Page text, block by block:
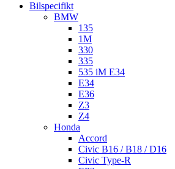
Bilspecifikt
BMW
135
1M
330
335
535 iM E34
E34
E36
Z3
Z4
Honda
Accord
Civic B16 / B18 / D16
Civic Type-R